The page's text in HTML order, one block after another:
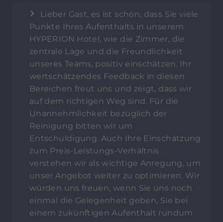
Lieber Gast, es ist schön, dass Sie viele
Punkte Ihres Aufenthalts in unserem
HYPERION Hotel, wie die Zimmer, die
zentrale Lage und die Freundlichkeit
unseres Teams, positiv einschätzen. Ihr
wertschätzendes Feedback in diesen
Bereichen freut uns und zeigt, dass wir
auf dem richtigen Weg sind. Für die
Unannehmlichkeit bezüglich der
Reinigung bitten wir um
Entschuldigung. Auch Ihre Einschätzung
zum Preis-Leistungs-Verhältnis
verstehen wir als wichtige Anregung, um
unser Angebot weiter zu optimieren. Wir
würden uns freuen, wenn Sie uns noch
einmal die Gelegenheit geben, Sie bei
einem zukünftigen Aufenthalt rundum